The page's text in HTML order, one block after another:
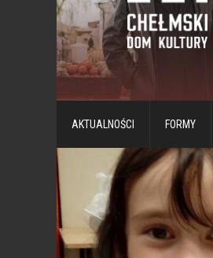
AKTUALNOŚCI FORMY